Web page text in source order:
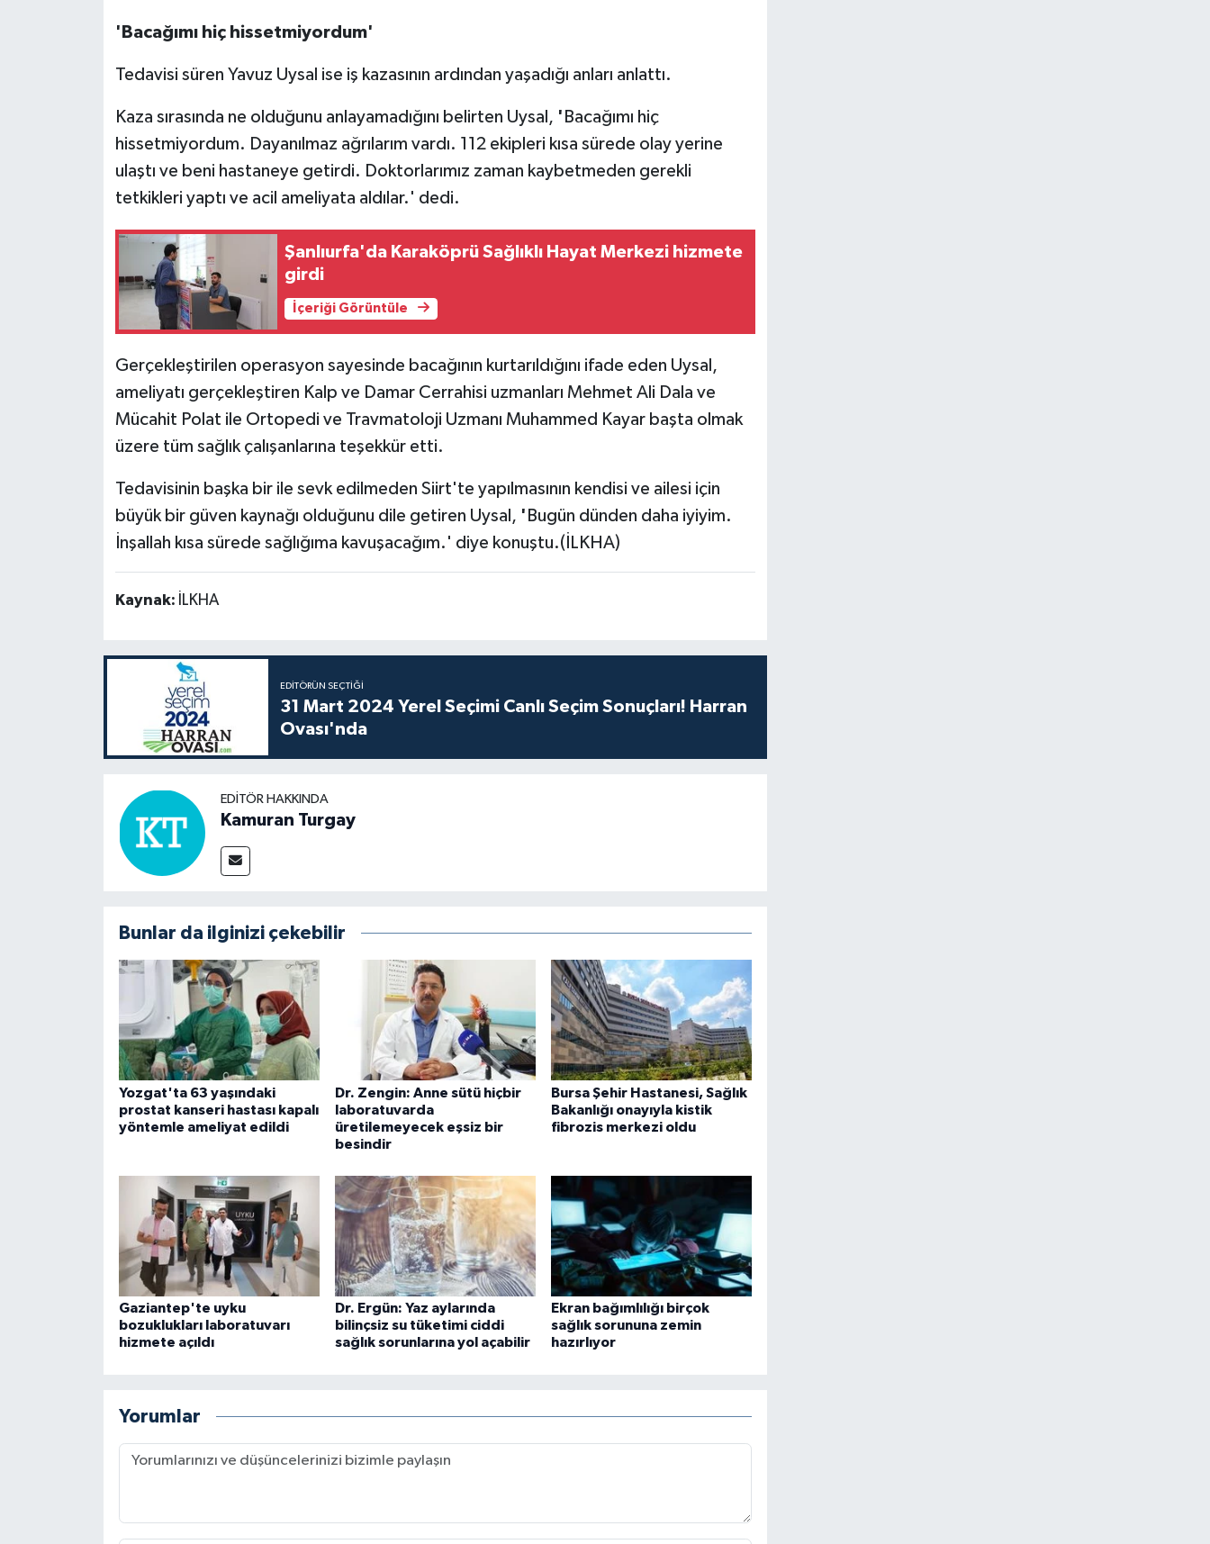
'Bacağımı hiç hissetmiyordum'
Tedavisi süren Yavuz Uysal ise iş kazasının ardından yaşadığı anları anlattı.
Kaza sırasında ne olduğunu anlayamadığını belirten Uysal, ' Bacağımı hiç
hissetmiyordum. Dayanılmaz ağrılarım vardı. 112 ekipleri kısa sürede olay yerine
ulaştı ve beni hastaneye getirdi. Doktorlarımız zaman kaybetmeden gerekli
tetkikleri yaptı ve acil ameliyata aldılar.' dedi.
Şanlıurfa'da Karaköprü Sağlıklı Hayat Merkezi hizmete
girdi
İçeriği Görüntüle
Gerçekleştirilen operasyon sayesinde bacağının kurtarıldığını ifade eden Uysal,
ameliyatı gerçekleştiren Kalp ve Damar Cerrahisi uzmanları Mehmet Ali Dala ve
Mücahit Polat ile Ortopedi ve Travmatoloji Uzmanı Muhammed Kayar başta olmak
üzere tüm sağlık çalışanlarına teşekkür etti.
Tedavisinin başka bir ile sevk edilmeden Siirt'te yapılmasının kendisi ve ailesi için
büyük bir güven kaynağı olduğunu dile getiren Uysal, ' Bugün dünden daha iyiyim.
İnşallah kısa sürede sağlığıma kavuşacağım.' diye konuştu.(İLKHA)
Kaynak: İLKHA
EDITÖRÜN SEÇTIĞI
31 Mart 2024 Yerel Seçimi Canlı Seçim Sonuçları! Harran
Ovası'nda
EDITÖR HAKKINDA
Kamuran Turgay
Bunlar da ilginizi çekebilir
Yozgat'ta 63 yaşındaki
prostat kanseri hastası kapalı
yöntemle ameliyat edildi
Dr. Zengin: Anne sütü hiçbir
laboratuvarda
üretilemeyecek eşsiz bir
besindir
Bursa Şehir Hastanesi, Sağlık
Bakanlığı onayıyla kistik
fibrozis merkezi oldu
Gaziantep'te uyku
bozuklukları laboratuvarı
hizmete açıldı
Dr. Ergün: Yaz aylarında
bilinçsiz su tüketimi ciddi
sağlık sorunlarına yol açabilir
Ekran bağımlılığı birçok
sağlık sorununa zemin
hazırlıyor
Yorumlar